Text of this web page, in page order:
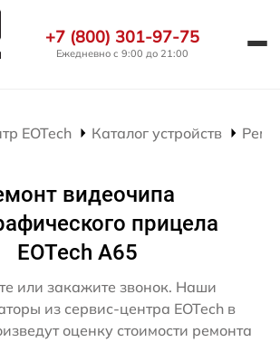
+7 (800) 301-97-75
Ежедневно с 9:00 до 21:00
EOTech Каталог устройств
видеочипа
прицела
EOTech A65
или закажите звонок. Наши
из сервис-центра EOTech в
оценку стоимости ремонта